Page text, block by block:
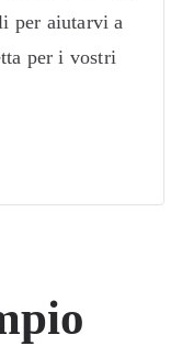
per aiutarvi a
per i vostri